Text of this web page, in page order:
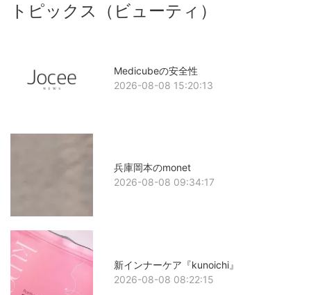
トピックス（ビューティ）
Medicubeの安全性
2026-08-08 15:20:13
兵庫岡本のmonet
2026-08-08 09:34:17
新インナーケア『kunoichi』
2026-08-08 08:22:15